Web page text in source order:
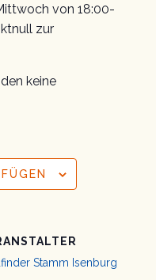
von 18:00-
zur
keine
Stamm Isenburg